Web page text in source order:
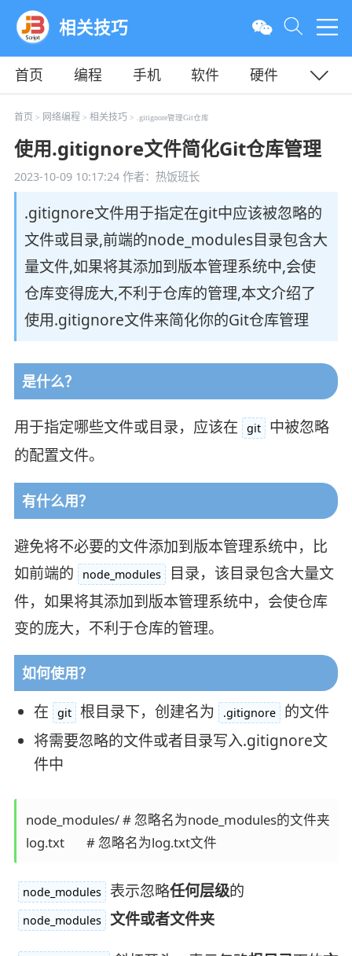
相关技巧
首页 编程 手机 软件
硬件
教程
平面 服务器
首页 > 网络编程 > 相关技巧 > .gitignore管理Git仓库
使用.gitignore文件简化Git仓库管理
2023-10-09 10:17:24作者：热饭班长
.gitignore文件用于指定在git中应该被忽略的
文件或目录,前端的node_modules目录包含大
量文件,如果将其添加到版本管理系统中,会使
仓库变得庞大,不利于仓库的管理,本文介绍了
使用.gitignore文件来简化你的Git仓库管理
是什么？
用于指定哪些文件或目录，应该在 git
中被忽略
的配置文件。
有什么用？
避免将不必要的文件添加到版本管理系统中，比
如前端的
node_modules
目录，该目录包含大量文
件，如果将其添加到版本管理系统中，会使仓库
变的庞大，不利于仓库的管理。
如何使用？
在 git 根目录下，创建名为 .gitignore
的文件
将需要忽略的文件或者目录写入.gitignore文
件中
node_modules/ # 忽略名为node_modules的文件夹
log.txt       # 忽略名为log.txt文件
node_modules 表示忽略任何层级的
node_modules 文件或者文件夹